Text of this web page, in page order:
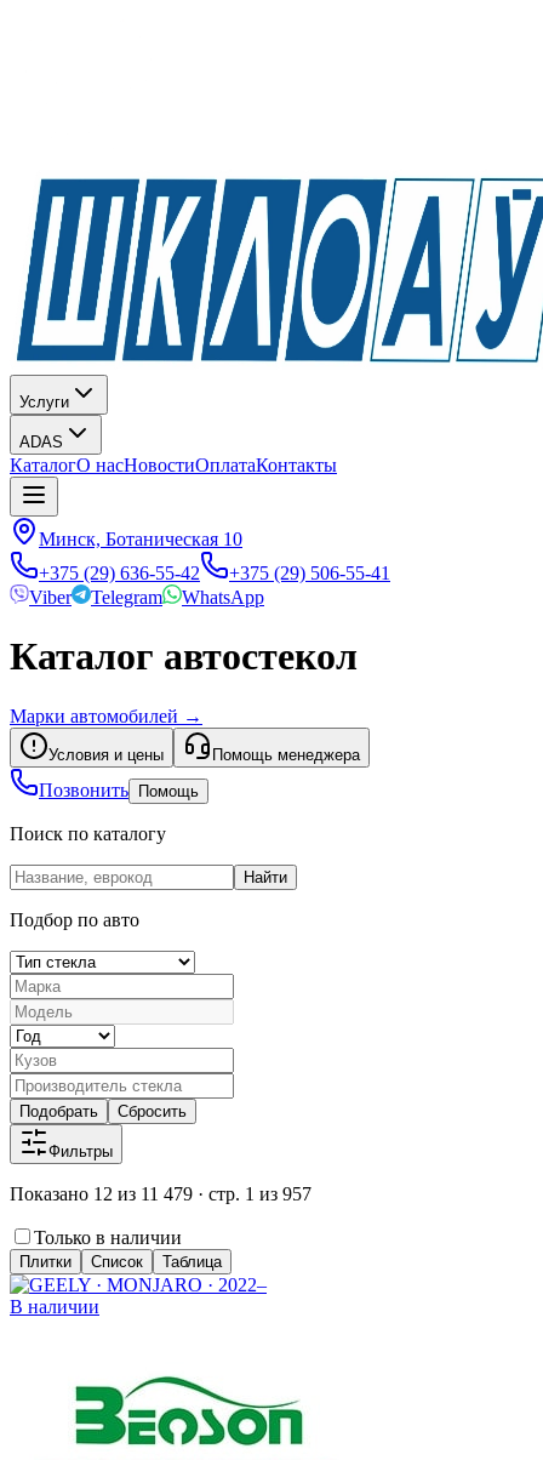
Услуги
ADAS
КаталогО насНовостиОплатаКонтакты
Минск, Ботаническая 10
+375 (29) 636-55-42
+375 (29) 506-55-41
Viber
Telegram WhatsApp
Каталог автостекол
Марки автомобилей →
Условия и цены Помощь менеджера
Позвонить Помощь
Поиск по каталогу
Найти
Подбор по авто
Подобрать Сбросить
Фильтры
Показано 12 из 11 479 · стр. 1 из 957
Только в наличии
Плитки Список Таблица
В наличии